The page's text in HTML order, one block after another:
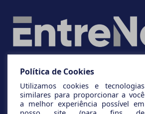
Política de Cookies
Utilizamos cookies e tecnologias
similares para proporcionar a você
a melhor experiência possível em